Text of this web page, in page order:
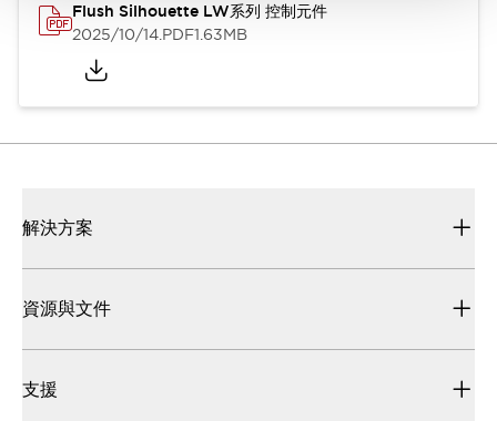
Flush Silhouette LW系列 控制元件
2025/10/14.PDF1.63MB
解決方案
資源與文件
支援